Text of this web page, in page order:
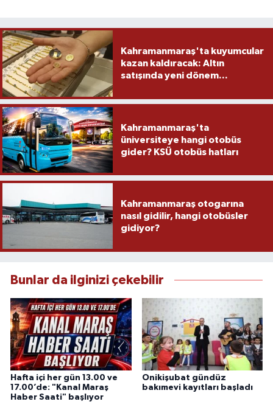
Kahramanmaraş'ta kuyumcular
kazan kaldıracak: Altın
satışında yeni dönem...
Kahramanmaraş'ta
üniversiteye hangi otobüs
gider? KSÜ otobüs hatları
Kahramanmaraş otogarına
nasıl gidilir, hangi otobüsler
gidiyor?
Bunlar da ilginizi çekebilir
Hafta içi her gün 13.00 ve
17.00’de: "Kanal Maraş
Haber Saati" başlıyor
Onikişubat gündüz
bakımevi kayıtları başladı